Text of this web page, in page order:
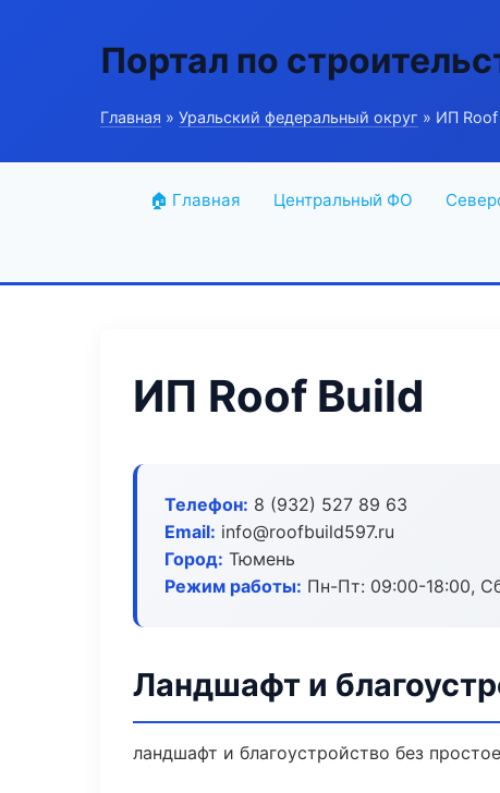
Портал по
Главная » Уральский федеральный округ » ИП Roof
🏠 Главная Центральный ФО
ИП Roof Build
Телефон: 8 (932) 527 89 63
Email: info@roofbuild597.ru
Город: Тюмень
Режим работы: Пн-Пт: 09:00-18:00,
Ландшафт и
ландшафт и благоустройство без